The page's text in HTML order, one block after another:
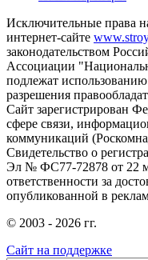
Исключительные права
интернет-сайте
законодательством
Ассоциации
подлежат
разрешения
Сайт зарегистрирован
сфере связи,
коммуникаций
Свидетельство о
Эл № ФС77-72878 от 22
ответственности за
опубликованной в
© 2003 - 2026 гг.
Сайт на поддержке